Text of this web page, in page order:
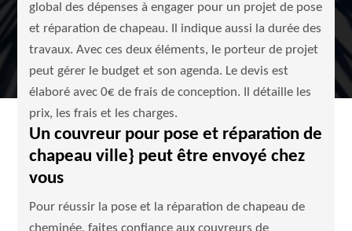
global des dépenses à engager pour un projet de pose
et réparation de chapeau. Il indique aussi la durée des
travaux. Avec ces deux éléments, le porteur de projet
peut gérer le budget et son agenda. Le devis est
élaboré avec 0€ de frais de conception. Il détaille les
prix, les frais et les charges.
Un couvreur pour pose et réparation de
chapeau ville} peut être envoyé chez
vous
Pour réussir la pose et la réparation de chapeau de
cheminée, faites confiance aux couvreurs de